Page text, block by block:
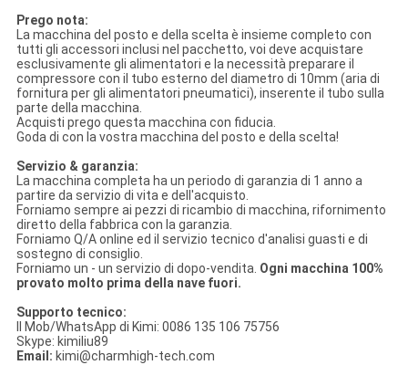
Prego nota:
La macchina del posto e della scelta è insieme completo con
tutti gli accessori inclusi nel pacchetto, voi deve acquistare
esclusivamente gli alimentatori e la necessità preparare il
compressore con il tubo esterno del diametro di 10mm (aria di
fornitura per gli alimentatori pneumatici), inserente il tubo sulla
parte della macchina.
Acquisti prego questa macchina con fiducia.
Goda di con la vostra macchina del posto e della scelta!
Servizio & garanzia:
La macchina completa ha un periodo di garanzia di 1 anno a
partire da servizio di vita e dell'acquisto.
Forniamo sempre ai pezzi di ricambio di macchina, rifornimento
diretto della fabbrica con la garanzia.
Forniamo Q/A online ed il servizio tecnico d'analisi guasti e di
sostegno di consiglio.
Forniamo un - un servizio di dopo-vendita. Ogni macchina 100%
provato molto prima della nave fuori.
Supporto tecnico:
Il Mob/WhatsApp di Kimi: 0086 135 106 75756
Skype: kimiliu89
Email: kimi@charmhigh-tech.com